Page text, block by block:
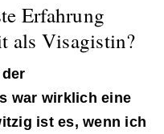
Erfahrung
als Visagistin?
war wirklich eine
ist es, wenn ich